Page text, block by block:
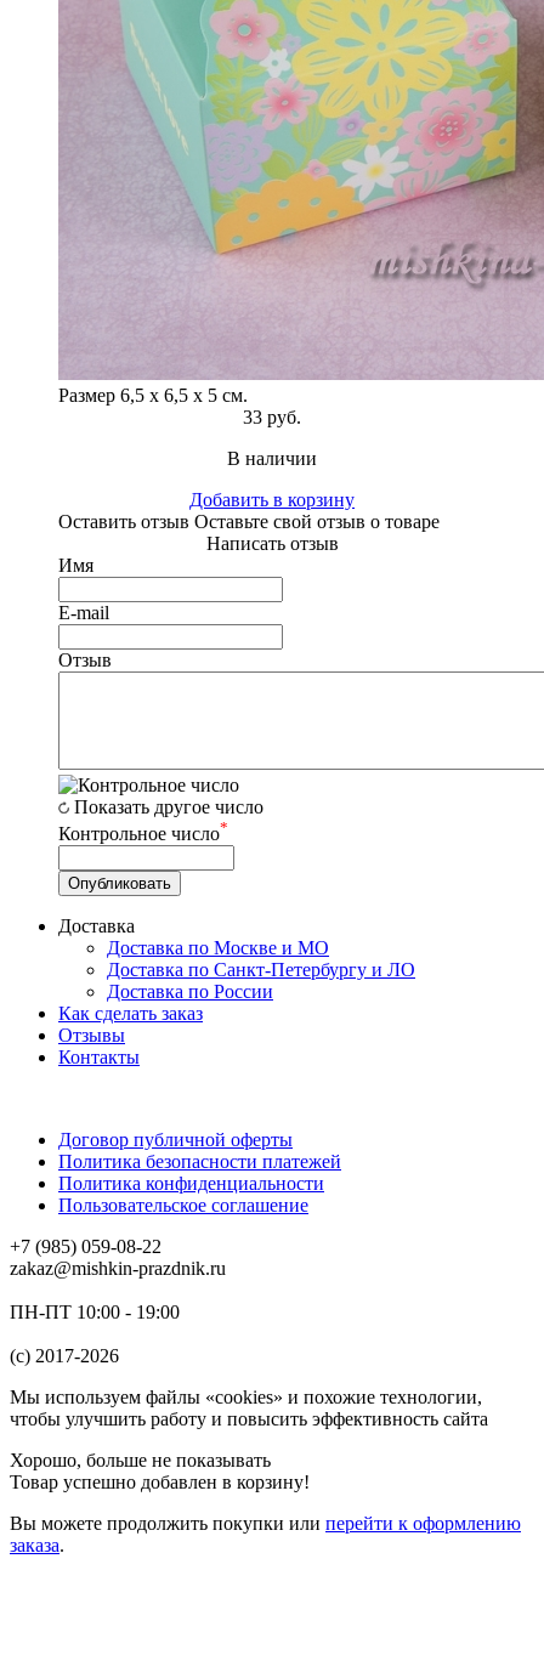
Размер 6,5 х 6,5 х 5 см.
33 руб.
В наличии
Добавить в корзину
Оставить отзыв Оставьте свой отзыв о товаре
Написать отзыв
Имя
E-mail
Отзыв
Показать другое число
Контрольное число*
Доставка
Доставка по Москве и МО
Доставка по Санкт-Петербургу и ЛО
Доставка по России
Как сделать заказ
Отзывы
Контакты
Договор публичной оферты
Политика безопасности платежей
Политика конфиденциальности
Пользовательское соглашение
+7 (985) 059-08-22
zakaz@mishkin-prazdnik.ru
ПН-ПТ 10:00 - 19:00
(c) 2017-2026
Мы используем файлы «cookies» и похожие технологии,
чтобы улучшить работу и повысить эффективность сайта
Хорошо, больше не показывать
Товар успешно добавлен в корзину!
Вы можете продолжить покупки или перейти к оформлению
заказа.